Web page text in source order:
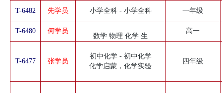
T-6482 先学员 小学全科 - 小学全科 一年级
T-6480 何学员
数学 物理 化学 生
高一
T-6477 张学员
初中化学 - 初中化学
化学启蒙，化学实验
四年级